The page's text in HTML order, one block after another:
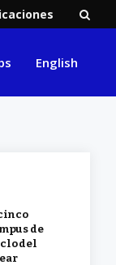
English
de
del